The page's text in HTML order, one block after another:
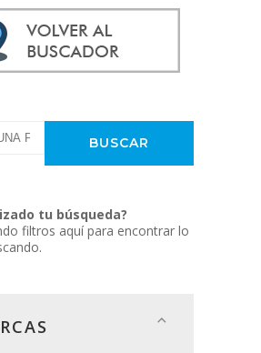
tu búsqueda?
filtros aquí para encontrar lo